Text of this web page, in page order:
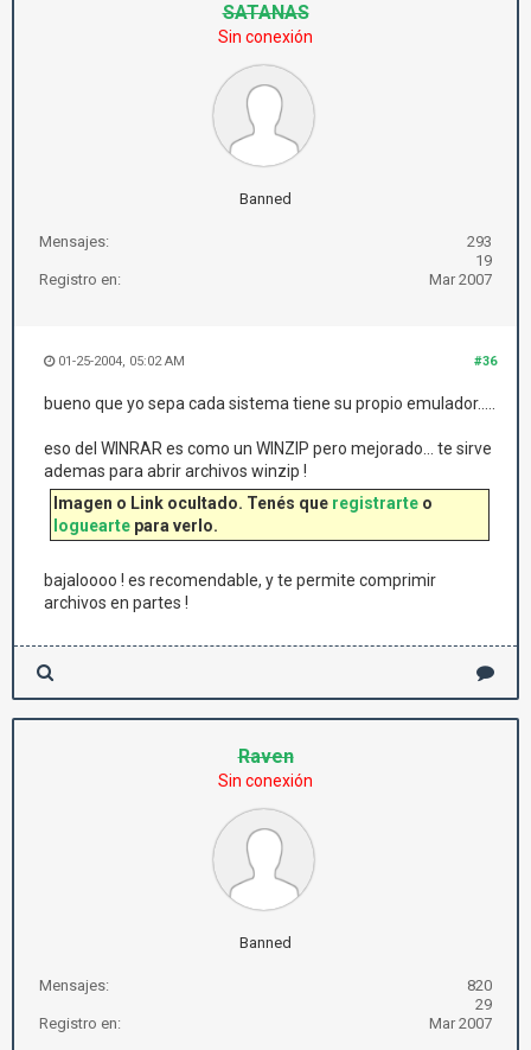
SATANAS
Sin conexión
Banned
Mensajes:
293
19
Registro en:
Mar 2007
#36
01-25-2004, 05:02 AM
bueno que yo sepa cada sistema tiene su propio emulador.....
eso del WINRAR es como un WINZIP pero mejorado... te sirve
ademas para abrir archivos winzip !
Imagen o Link ocultado. Tenés que registrarte o
loguearte para verlo.
bajaloooo ! es recomendable, y te permite comprimir
archivos en partes !
Raven
Sin conexión
Banned
Mensajes:
820
29
Registro en:
Mar 2007